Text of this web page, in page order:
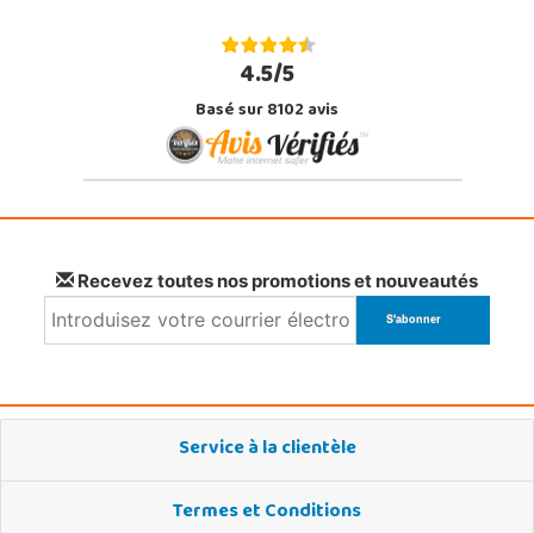
4.5/5
Basé sur 8102 avis
Recevez toutes nos promotions et nouveautés
Service à la clientèle
Termes et Conditions